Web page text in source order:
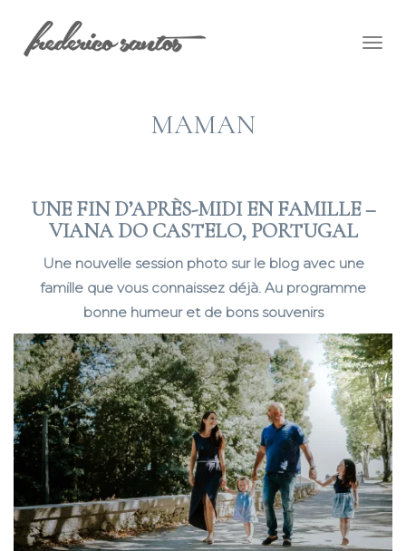
MAMAN
UNE FIN D’APRÈS-MIDI EN FAMILLE –
VIANA DO CASTELO, PORTUGAL
Une nouvelle session photo sur le blog avec une
famille que vous connaissez déjà. Au programme
bonne humeur et de bons souvenirs